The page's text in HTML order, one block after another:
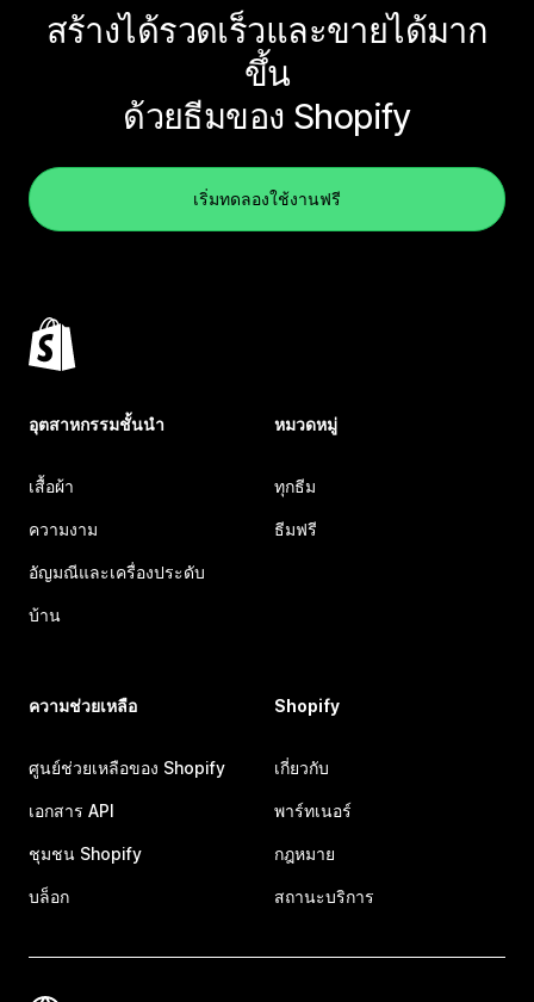
สร้างได้รวดเร็วและขายได้มาก
ขึ้น
ด้วยธีมของ Shopify
เริ่มทดลองใช้งานฟรี
อุตสาหกรรมชั้นนำ
เสื้อผ้า
ความงาม
อัญมณีและเครื่องประดับ
บ้าน
หมวดหมู่
ทุกธีม
ธีมฟรี
ความช่วยเหลือ
ศูนย์ช่วยเหลือของ Shopify
เอกสาร API
ชุมชน Shopify
บล็อก
Shopify
เกี่ยวกับ
พาร์ทเนอร์
กฎหมาย
สถานะบริการ